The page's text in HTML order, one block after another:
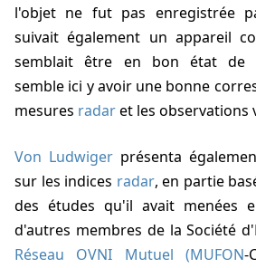
l'objet ne fut pas enregistrée
suivait également un appareil
semblait être en bon état de
semble ici y avoir une bonne
mesures radaret les observations
Von Ludwiger présenta
sur les indices radar, en partie
des études qu'il avait menées
d'autres membres de la Société
Réseau OVNI Mutuel (MUFON-